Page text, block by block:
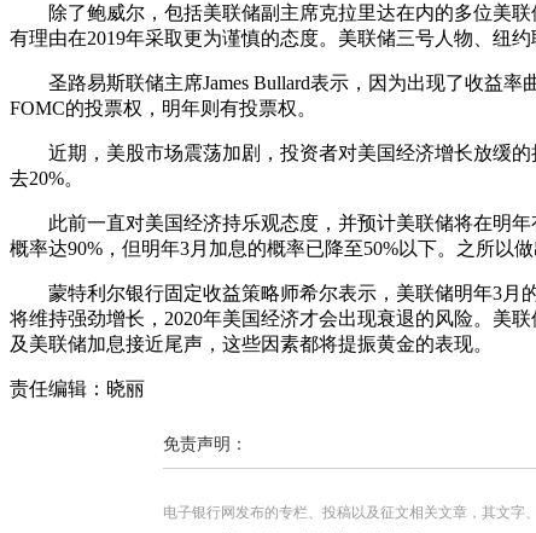
除了鲍威尔，包括美联储副主席克拉里达在内的多位美联
有理由在2019年采取更为谨慎的态度。美联储三号人物、纽
圣路易斯联储主席James Bullard表示，因为出现了收益率
FOMC的投票权，明年则有投票权。
近期，美股市场震荡加剧，投资者对美国经济增长放缓的
去20%。
此前一直对美国经济持乐观态度，并预计美联储将在明年
概率达90%，但明年3月加息的概率已降至50%以下。之所以
蒙特利尔银行固定收益策略师希尔表示，美联储明年3月的
将维持强劲增长，2020年美国经济才会出现衰退的风险。美
及美联储加息接近尾声，这些因素都将提振黄金的表现。
责任编辑：晓丽
免责声明：
电子银行网发布的专栏、投稿以及征文相关文章，其文字